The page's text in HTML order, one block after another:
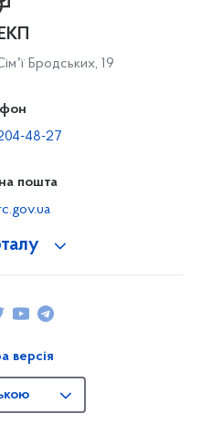
Бродських, 19
48-27
пошта
версія